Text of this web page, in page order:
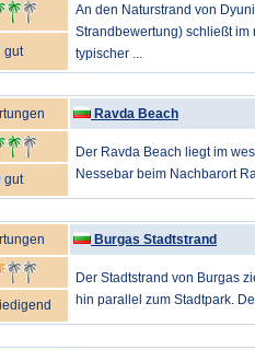
An den Naturstrand von
Strandbewertung) schließt
typischer ...
gut
Ravda Beach
Der Ravda Beach liegt im
Nessebar beim Nachbarort
gut
Burgas Stadtstrand
Der Stadtstrand von Burgas
hin parallel zum Stadtpark.